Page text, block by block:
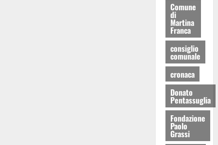
Comune
di
Martina
Franca
consiglio
comunale
cronaca
Donato
Pentassuglia
Fondazione
Paolo
Grassi